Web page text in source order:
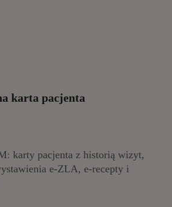
karta pacjenta
karty pacjenta z historią wizyt,
e‑ZLA, e‑recepty i